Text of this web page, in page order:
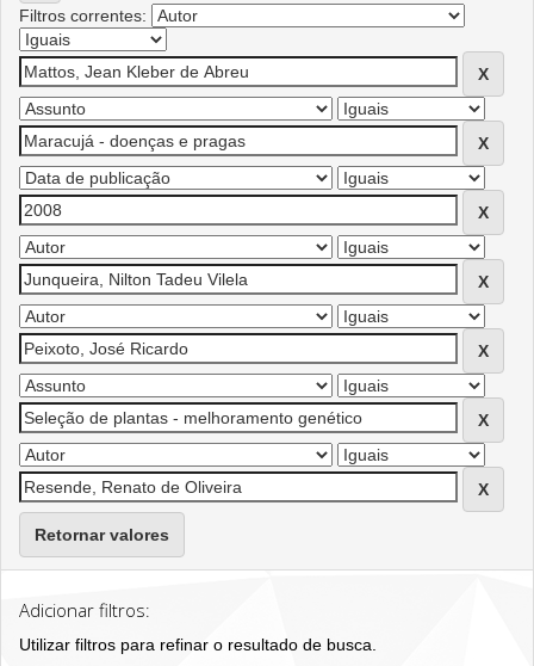
Filtros correntes:
Retornar valores
Adicionar filtros:
Utilizar filtros para refinar o resultado de busca.